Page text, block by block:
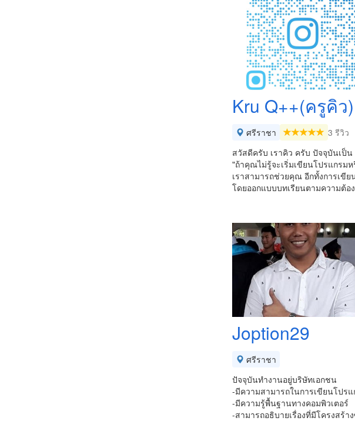
Kru Q++(ครูคิว)
ศรีราชา
3 รีวิว
สวัสดีครับ เราคิว ครับ ปัจจุบันเป็
"ถ้าคุณไม่รู้จะเริ่มเขียนโปรแกรมห
เราสามารถช่วยคุณ อีกทั้งการเขี
โดยออกแบบบทเรียนตามความต้อ
Joption29
ศรีราชา
ปัจจุบันทำงานอยู่บริษัทเอกชน
-มีความสามารถในการเขียนโปร
-มีความรู้พื้นฐานทางคอมพิวเตอร์
-สามารถอธิบายเรื่องที่มีโครงสร้า